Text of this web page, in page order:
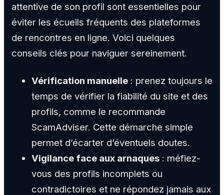
attentive de son profil sont essentielles pour
éviter les écueils fréquents des plateformes
de rencontres en ligne. Voici quelques
conseils clés pour naviguer sereinement.
Vérification manuelle : prenez toujours le
temps de vérifier la fiabilité du site et des
profils, comme le recommande
ScamAdviser. Cette démarche simple
permet d’écarter d’éventuels doutes.
Vigilance face aux arnaques : méfiez-
vous des profils incomplets ou
contradictoires et ne répondez jamais aux